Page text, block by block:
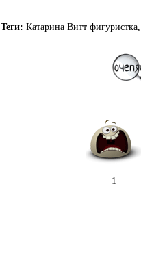
Теги: Катарина Витт фигуристка,
1